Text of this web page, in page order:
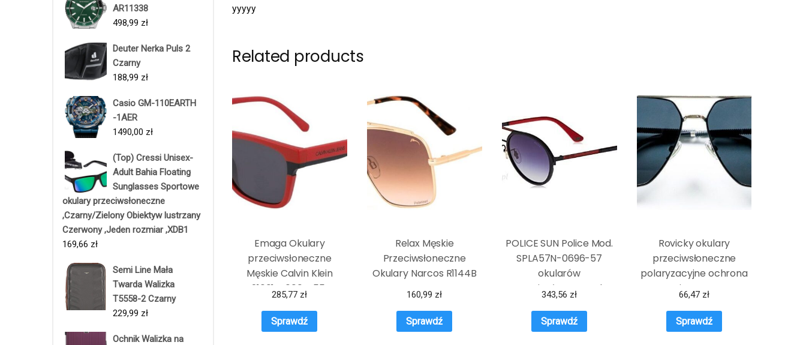
AR11338
498,99 zł
Deuter Nerka Puls 2
Czarny
188,99 zł
Casio GM-110EARTH
-1AER
1490,00 zł
(Top) Cressi Unisex-
Adult Bahia Floating
Sunglasses Sportowe
okulary przeciwsłoneczne
,Czarny/Zielony Obiektyw lustrzany
Czerwony ,Jeden rozmiar ,XDB1
169,66 zł
Semi Line Mała
Twarda Walizka
T5558-2 Czarny
229,99 zł
Ochnik Walizka na
yyyyy
Related products
Emaga Okulary
przeciwsłoneczne
Męskie Calvin Klein
CKJ21601S-600 ø 55 mm
285,77 zł
Sprawdź
Relax Męskie
Przeciwsłoneczne
Okulary Narcos R1144B
160,99 zł
Sprawdź
POLICE SUN Police Mod.
SPLA57N-0696-57
okularów
przeciwsłonecznych,
dorosłych, unisex,
kolorowy
(wielokolorowy), jeden
343,56 zł
Sprawdź
Rovicky okulary
przeciwsłoneczne
polaryzacyjne ochrona
UV aviator czarny
66,47 zł
Sprawdź